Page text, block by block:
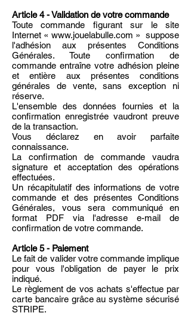
Article 4 - Validation de votre commande
Toute commande figurant sur le site
Internet « www.jouelabulle.com » suppose
l'adhésion aux présentes Conditions
Générales. Toute confirmation de
commande entraîne votre adhésion pleine
et entière aux présentes conditions
générales de vente, sans exception ni
réserve.
L'ensemble des données fournies et la
confirmation enregistrée vaudront preuve
de la transaction.
Vous déclarez en avoir parfaite
connaissance.
La confirmation de commande vaudra
signature et acceptation des opérations
effectuées.
Un récapitulatif des informations de votre
commande et des présentes Conditions
Générales, vous sera communiqué en
format PDF via l'adresse e-mail de
confirmation de votre commande.
Article 5 - Paiement
Le fait de valider votre commande implique
pour vous l'obligation de payer le prix
indiqué.
Le règlement de vos achats s'effectue par
carte bancaire grâce au système sécurisé
STRIPE.